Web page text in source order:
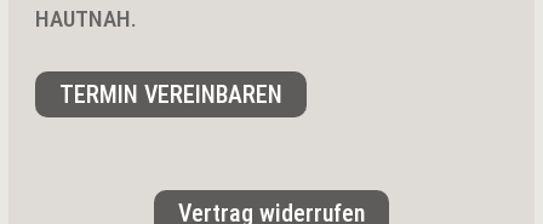
HAUTNAH.
TERMIN VEREINBAREN
Vertrag widerrufen